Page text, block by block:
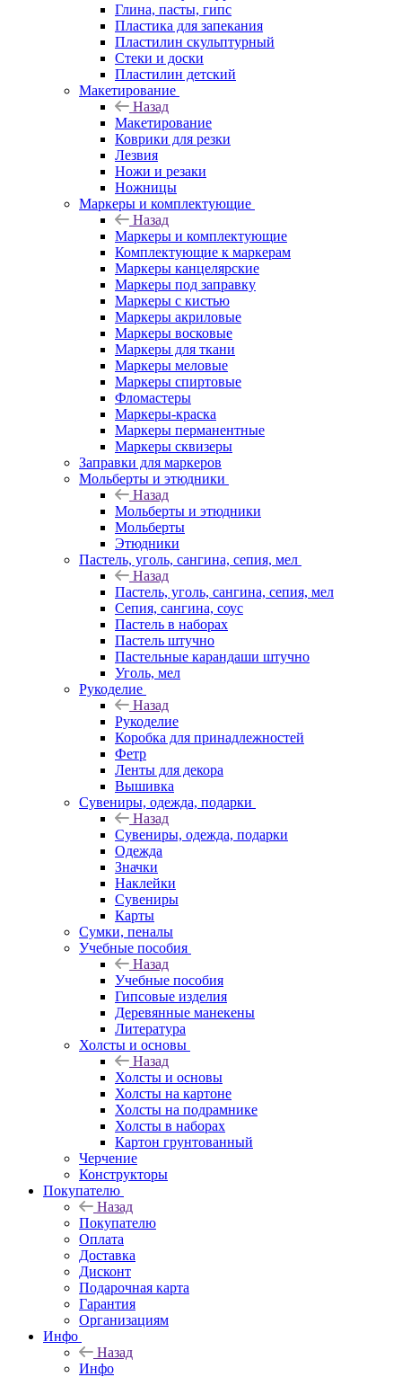
Глина, пасты, гипс
Пластика для запекания
Пластилин скульптурный
Стеки и доски
Пластилин детский
Макетирование
Назад
Макетирование
Коврики для резки
Лезвия
Ножи и резаки
Ножницы
Маркеры и комплектующие
Назад
Маркеры и комплектующие
Комплектующие к маркерам
Маркеры канцелярские
Маркеры под заправку
Маркеры с кистью
Маркеры акриловые
Маркеры восковые
Маркеры для ткани
Маркеры меловые
Маркеры спиртовые
Фломастеры
Маркеры-краска
Маркеры перманентные
Маркеры сквизеры
Заправки для маркеров
Мольберты и этюдники
Назад
Мольберты и этюдники
Мольберты
Этюдники
Пастель, уголь, сангина, сепия, мел
Назад
Пастель, уголь, сангина, сепия, мел
Сепия, сангина, соус
Пастель в наборах
Пастель штучно
Пастельные карандаши штучно
Уголь, мел
Рукоделие
Назад
Рукоделие
Коробка для принадлежностей
Фетр
Ленты для декора
Вышивка
Сувениры, одежда, подарки
Назад
Сувениры, одежда, подарки
Одежда
Значки
Наклейки
Сувениры
Карты
Сумки, пеналы
Учебные пособия
Назад
Учебные пособия
Гипсовые изделия
Деревянные манекены
Литература
Холсты и основы
Назад
Холсты и основы
Холсты на картоне
Холсты на подрамнике
Холсты в наборах
Картон грунтованный
Черчение
Конструкторы
Покупателю
Назад
Покупателю
Оплата
Доставка
Дисконт
Подарочная карта
Гарантия
Организациям
Инфо
Назад
Инфо